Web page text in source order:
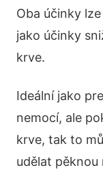
Oba účinky
jako účinky
krve.
Ideální jako
nemocí, ale
krve, tak to
udělat pěknou